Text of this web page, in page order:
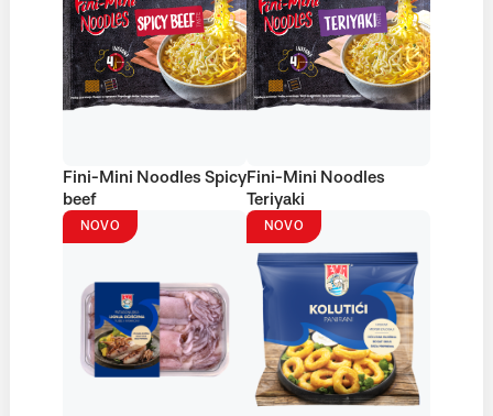
Fini-Mini Noodles Spicy
beef
Fini-Mini Noodles
Teriyaki
NOVO NOVO